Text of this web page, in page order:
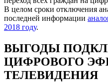
В целом сроки отключения
последней информации
2018 году.
ВЫГОДЫ
ЦИФРОВОГО
ТЕЛЕВИДЕНИЯ